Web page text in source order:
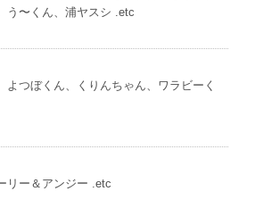
う〜くん、浦ヤスシ .etc
よつぼくん、くりんちゃん、ワラビーく
リー＆アンジー .etc